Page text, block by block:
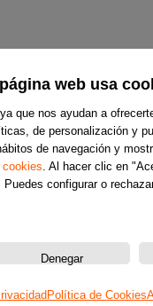
web usa
que nos ayudan a
de personalización y
de navegación y
. Al hacer clic en
configurar o
Denegar
Política de Cookies